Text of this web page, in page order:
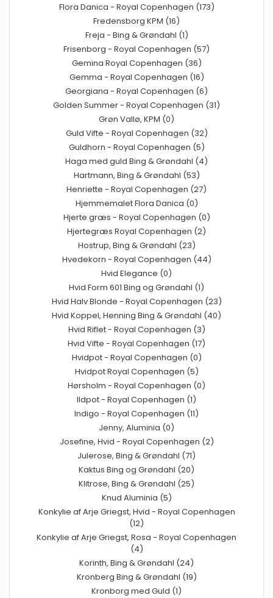
Flora Danica - Royal Copenhagen (173)
Fredensborg KPM (16)
Freja - Bing & Grøndahl (1)
Frisenborg - Royal Copenhagen (57)
Gemina Royal Copenhagen (36)
Gemma - Royal Copenhagen (16)
Georgiana - Royal Copenhagen (6)
Golden Summer - Royal Copenhagen (31)
Grøn Vallø, KPM (0)
Guld Vifte - Royal Copenhagen (32)
Guldhorn - Royal Copenhagen (5)
Haga med guld Bing & Grøndahl (4)
Hartmann, Bing & Grøndahl (53)
Henriette - Royal Copenhagen (27)
Hjemmemalet Flora Danica (0)
Hjerte græs - Royal Copenhagen (0)
Hjertegræs Royal Copenhagen (2)
Hostrup, Bing & Grøndahl (23)
Hvedekorn - Royal Copenhagen (44)
Hvid Elegance (0)
Hvid Form 601 Bing og Grøndahl (1)
Hvid Halv Blonde - Royal Copenhagen (23)
Hvid Koppel, Henning Bing & Grøndahl (40)
Hvid Riflet - Royal Copenhagen (3)
Hvid Vifte - Royal Copenhagen (17)
Hvidpot - Royal Copenhagen (0)
Hvidpot Royal Copenhagen (5)
Hørsholm - Royal Copenhagen (0)
Ildpot - Royal Copenhagen (1)
Indigo - Royal Copenhagen (11)
Jenny, Aluminia (0)
Josefine, Hvid - Royal Copenhagen (2)
Julerose, Bing & Grøndahl (71)
Kaktus Bing og Grøndahl (20)
Klitrose, Bing & Grøndahl (25)
Knud Aluminia (5)
Konkylie af Arje Griegst, Hvid - Royal Copenhagen
(12)
Konkylie af Arje Griegst, Rosa - Royal Copenhagen
(4)
Korinth, Bing & Grøndahl (24)
Kronberg Bing & Grøndahl (19)
Kronborg med Guld (1)